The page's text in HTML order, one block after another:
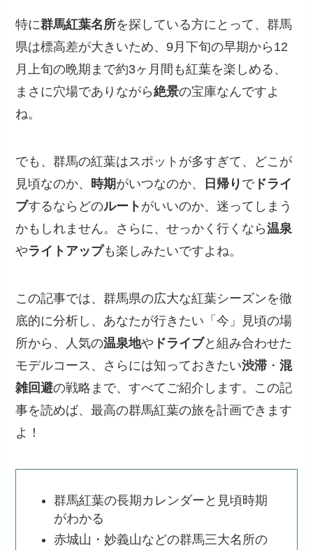
特に群馬紅葉名所を探している方にとって、群馬
県は標高差が大きいため、9月下旬の早期から12
月上旬の晩期まで約3ヶ月間も紅葉を楽しめる 、
まさに穴場でありながら絶景の宝庫なんですよ
ね。
でも、群馬の紅葉はスポットが多すぎて、どこが
見頃なのか、 時期がいつなのか、 日帰り でドライ
ブするならどのルート がいいのか、迷ってしまう
かもしれません。さらに、せっかく行くなら温泉
やライトアップも楽しみたいですよね。
この記事では、群馬県の広大な紅葉シーズンを徹
底的に分析し、あなたが行きたい「今」見頃の場
所から、人気の温泉地や ドライブと組み合わせた
モデルコース、さらには知っておきたい渋滞 ・混
雑回避の戦略まで、すべてご紹介します。この記
事を読めば、最高の群馬紅葉の旅を計画できます
よ！
群馬紅葉の長期カレンダーと見頃時期
がわかる
赤城山・妙義山などの群馬三大名所の